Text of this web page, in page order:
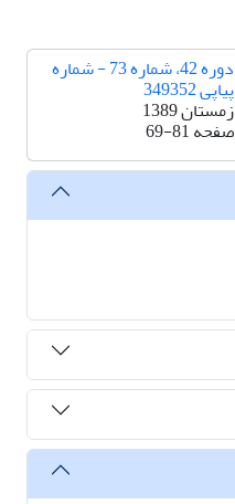
دوره 42، شماره 73 - شماره
پیاپی 349352
زمستان 1389
صفحه69-81